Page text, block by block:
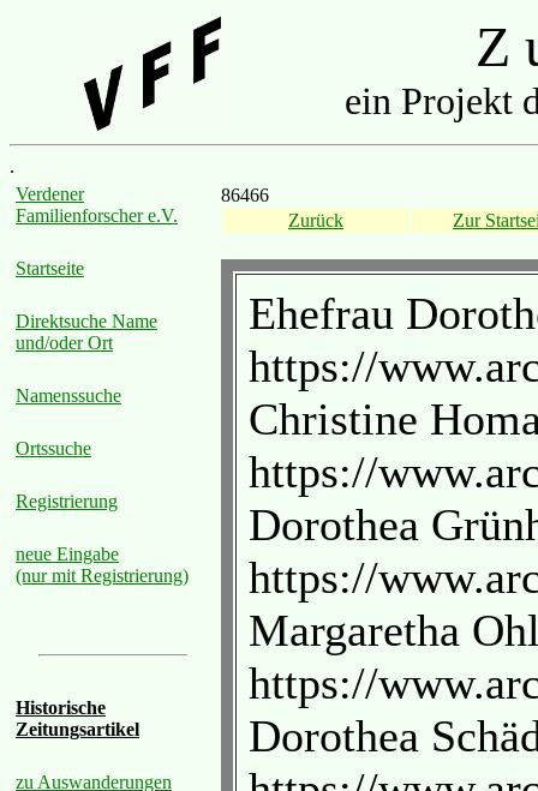
Z
ein Projekt
.
Verdener
Familienforscher e.V.
Startseite
Direktsuche Name
und/oder Ort
Namenssuche
Ortssuche
Registrierung
neue Eingabe
(nur mit Registrierung)
Historische
Zeitungsartikel
zu Auswanderungen
86466
Zurück
Zur
Ehefrau
https://
Christine
https://
Dorothea
https://
Margaretha
https://
Dorothea